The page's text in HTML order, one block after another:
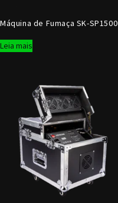
Máquina de Fumaça SK-SP1500
Leia mais